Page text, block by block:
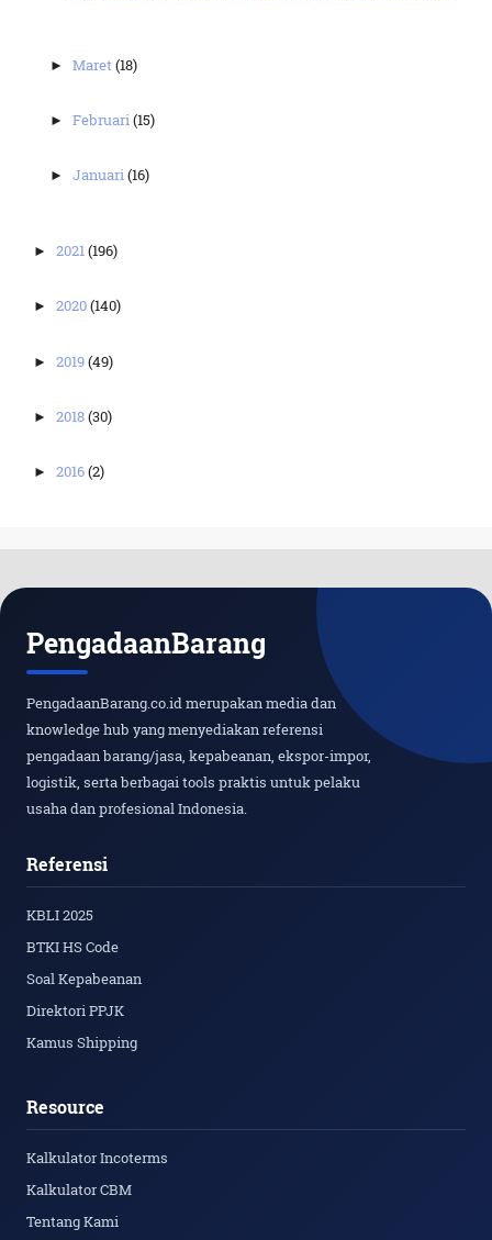
►Maret(18)
►Februari(15)
►Januari(16)
► 2021 (196)
► 2020(140)
► 2019(49)
► 2018(30)
► 2016(2)
PengadaanBarang
PengadaanBarang.co.id merupakan media dan
knowledge hub yang menyediakan referensi
pengadaan barang/jasa, kepabeanan, ekspor-impor,
logistik, serta berbagai tools praktis untuk pelaku
usaha dan profesional Indonesia.
Referensi
KBLI 2025
BTKI HS Code
Soal Kepabeanan
Direktori PPJK
Kamus Shipping
Resource
Kalkulator Incoterms
Kalkulator CBM
Tentang Kami